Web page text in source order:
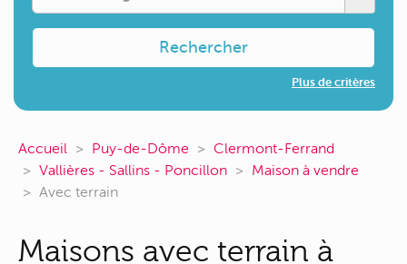
Rechercher
Plus de critères
Accueil Puy-de-Dôme
Clermont-Ferrand
Vallières - Sallins - Poncillon
Maison à vendre
Avec terrain
Maisons avec terrain à